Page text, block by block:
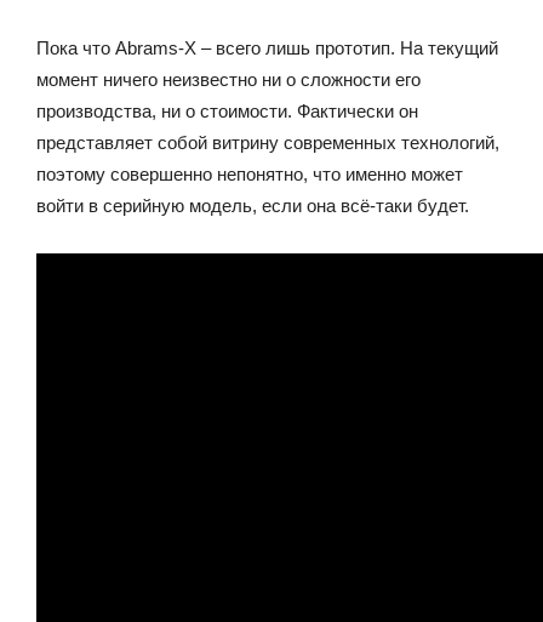
Пока что Abrams-X – всего лишь прототип. На текущий
момент ничего неизвестно ни о сложности его
производства, ни о стоимости. Фактически он
представляет собой витрину современных технологий,
поэтому совершенно непонятно, что именно может
войти в серийную модель, если она всё-таки будет.